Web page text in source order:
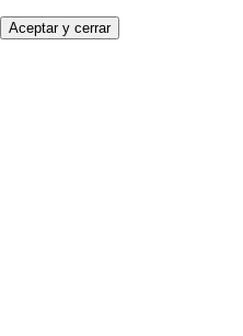
Aceptar y cerrar